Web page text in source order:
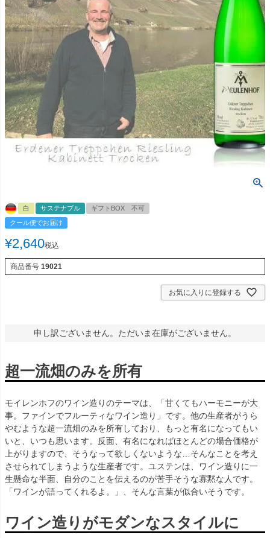
白 サステナブル
ギフトBOX 不可
クール便でお届け
¥2,640税込
商品番号 19021
お気に入りに登録する
申し訳ございません。ただいま在庫がございません。
超一流畑のみを所有
モイレンホフのワイン造りのテーマは、「甘くてもハーモニーが大
事。ファインでフルーティなワイン造り」です。他の生産者がうら
やむような超一流畑のみを所有しており、もっと有名になってもい
いと、いつも思います。反面、有名になればほとんどの場合価格が
上がりますので、そうなって欲しくないような…そんなことを考え
させられてしまうような生産者です。ユステンは、ワイン造りに一
生懸命な半面、自分のことを伝えるのが苦手そうな寡黙な人です。
「ワインが語ってくれるよ。」、そんな言葉が似合いそうです。
ワイン造りがモダンなスタイルに